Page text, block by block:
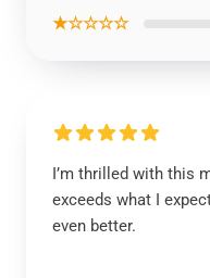
★☆☆☆☆
I’m thrilled with this
exceeds what I
even better.